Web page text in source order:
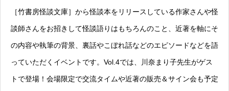
［竹書房怪談文庫］から怪談本をリリースしている作家さんや怪
談師さんをお招きして怪談語りはもちろんのこと、近著を軸にそ
の内容や執筆の背景、裏話やこぼれ話などのエピソードなどを語
っていただくイベントです。Vol.4では、川奈まり子先生がゲス
トで登場！会場限定で交流タイムや近著の販売＆サイン会も予定